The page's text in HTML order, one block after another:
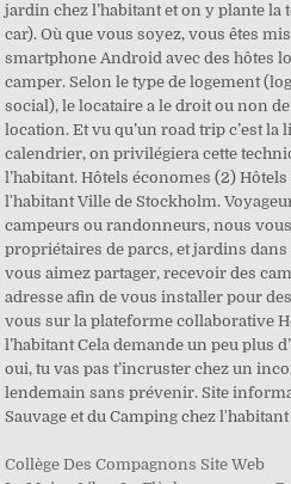
jardin chez l’habitant et on y plante la
car). Où que vous soyez, vous êtes
smartphone Android avec des hôtes
camper. Selon le type de logement
social), le locataire a le droit ou non
location. Et vu qu’un road trip c’est la
calendrier, on privilégiera cette
l’habitant. Hôtels économes (2)
l'habitant Ville de Stockholm.
campeurs ou randonneurs, nous
propriétaires de parcs, et jardins dans
vous aimez partager, recevoir des
adresse afin de vous installer pour
vous sur la plateforme collaborative
l’habitant Cela demande un peu plus
oui, tu vas pas t’incruster chez un
lendemain sans prévenir. Site
Sauvage et du Camping chez l'habitant
Collège Des Compagnons Site Web